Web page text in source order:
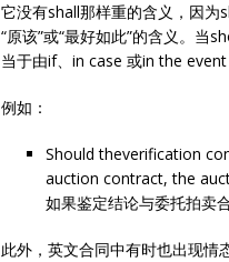
它没有shall那样重的含义，因
“原该”或“最好如此”的含义。当
当于由if、in case 或in the event
例如：
Should theverification
auction contract, the
如果鉴定结论与委托拍卖
此外，英文合同中有时也出现